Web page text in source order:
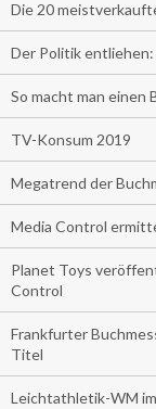
Die 20
Der Politik entliehen:
So macht man einen
TV-Konsum 2019
Megatrend der
Media Control
Planet Toys
Control
Frankfurter
Titel
Leichtathletik-WM